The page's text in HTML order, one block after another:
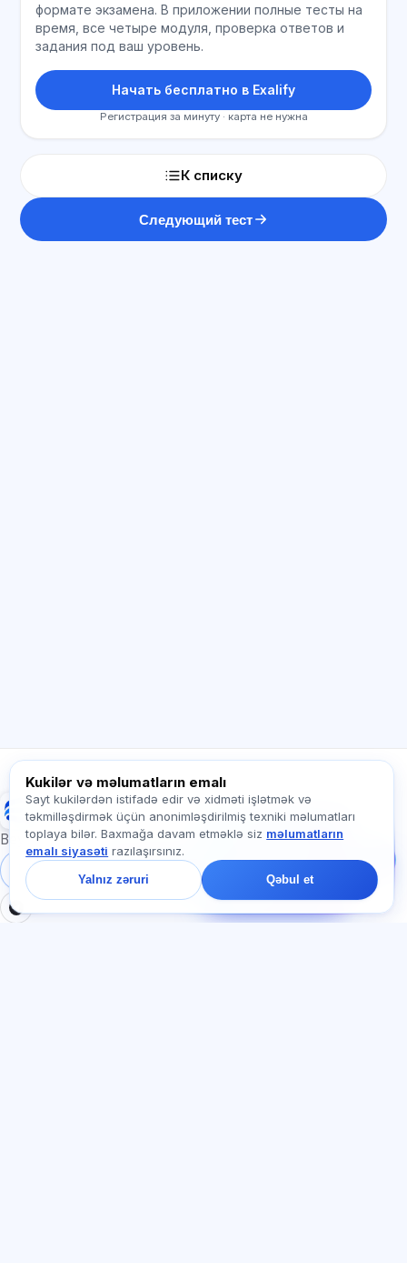
формате экзамена. В приложении полные тесты на
время, все четыре модуля, проверка ответов и
задания под ваш уровень.
Начать бесплатно в Exalify
Регистрация за минуту · карта не нужна
К списку
Следующий тест
Exalify
Beynəlxalq dil imtahanlarına hazırlıq
Daxil ol
Qeydiyyat
Bizə yazın!
Tariflər, imtahanlar və
barədə soruşun — çatda
bir dəqiqə ərzində
cavab veririk.
Kukilər və məlumatların emalı
Sayt kukilərdən istifadə edir və xidməti işlətmək və
təkmilləşdirmək üçün anonimləşdirilmiş texniki məlumatları
toplaya bilər. Baxmağa davam etməklə siz məlumatların
emalı siyasəti razılaşırsınız.
Yalnız zəruri Qəbul et